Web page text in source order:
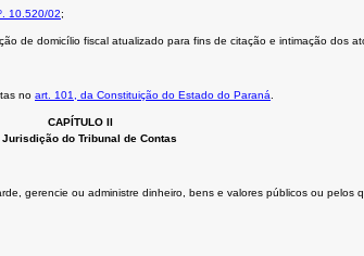
10.520/02;
de domicílio fiscal atualizado para fins de citação e intimação dos
no art. 101, da Constituição do Estado do Paraná.
CAPÍTULO II
Jurisdição do Tribunal de Contas
gerencie ou administre dinheiro, bens e valores públicos ou